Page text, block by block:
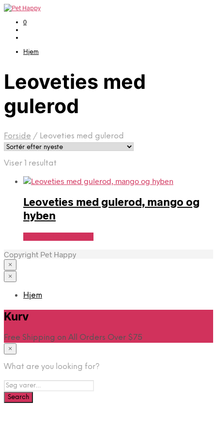
0
Hjem
Leoveties med
gulerod
Forside / Leoveties med gulerod
Viser 1 resultat
Leoveties med gulerod, mango og
hyben
Copyright Pet Happy
×
×
Hjem
Kurv
Free Shipping on All Orders Over $75
×
What are you looking for?